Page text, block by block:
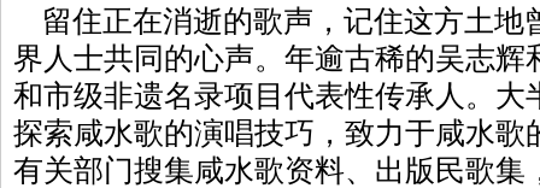
留住正在消逝的歌声，记住这方土地
界人士共同的心声。年逾古稀的吴志辉
和市级非遗名录项目代表性传承人。大
探索咸水歌的演唱技巧，致力于咸水歌
有关部门搜集咸水歌资料、出版民歌集